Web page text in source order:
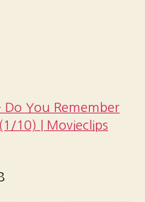
Do You Remember
10) | Movieclips